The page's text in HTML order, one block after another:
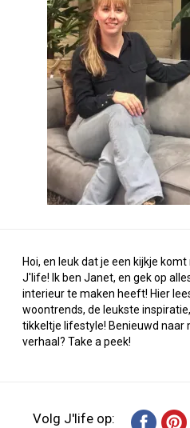
Hoi, en leuk dat je een kijkje
J'life! Ik ben Janet, en gek op
interieur te maken heeft! Hier
woontrends, de leukste
tikkeltje lifestyle! Benieuwd naar
verhaal? Take a peek!
Volg J'life op: